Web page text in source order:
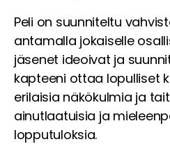
Peli on suunniteltu
antamalla jokaiselle
jäsenet ideoivat ja
kapteeni ottaa lopulliset
erilaisia näkökulmia ja
ainutlaatuisia ja
lopputuloksia.